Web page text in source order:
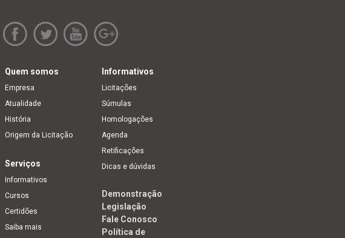
Quem somos
Empresa
Atualidade
História
Origem da Licitação
Informativos
Licitações
Súmulas
Homologações
Agenda
Retificações
Dicas e dúvidas
Serviços
Informativos
Cursos
Certidões
Saiba mais
Demonstração
Legislação
Fale Conosco
Política de